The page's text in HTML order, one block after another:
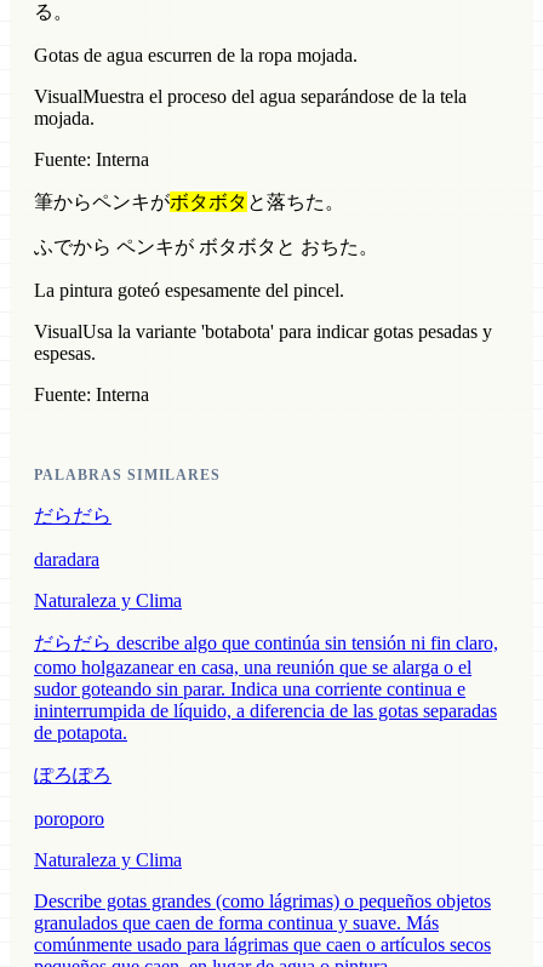
る。
Gotas de agua escurren de la ropa mojada.
VisualMuestra el proceso del agua separándose de la tela
mojada.
Fuente: Interna
筆からペンキがボタボタ と落ちた。
ふでから ペンキが ボタボタと おちた。
La pintura goteó espesamente del pincel.
VisualUsa la variante 'botabota' para indicar gotas pesadas y
espesas.
Fuente: Interna
PALABRAS SIMILARES
だらだら
daradara
Naturaleza y Clima
だらだら describe algo que continúa sin tensión ni fin claro,
como holgazanear en casa, una reunión que se alarga o el
sudor goteando sin parar. Indica una corriente continua e
ininterrumpida de líquido, a diferencia de las gotas separadas
de potapota.
ぽろぽろ
poroporo
Naturaleza y Clima
Describe gotas grandes (como lágrimas) o pequeños objetos
granulados que caen de forma continua y suave. Más
comúnmente usado para lágrimas que caen o artículos secos